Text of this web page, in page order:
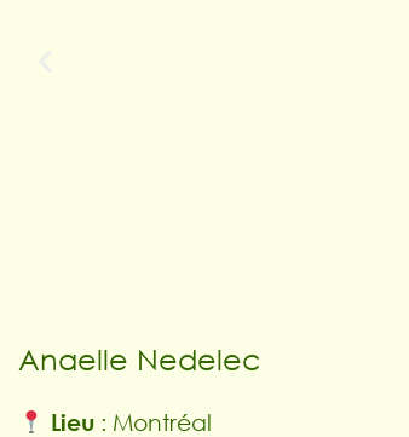
Anaelle Nedelec
Lieu: Montréal